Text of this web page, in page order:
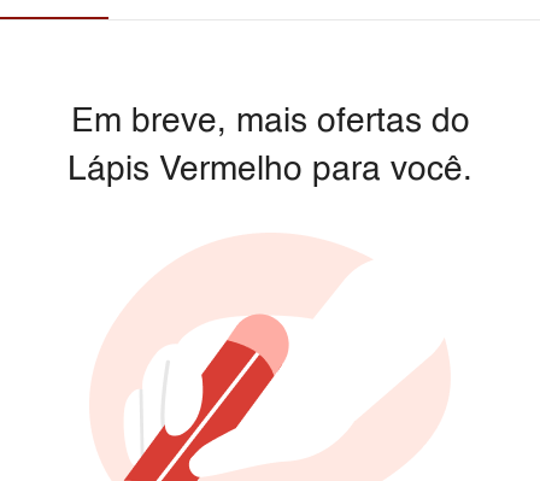
Em breve, mais ofertas do
Lápis Vermelho para você.